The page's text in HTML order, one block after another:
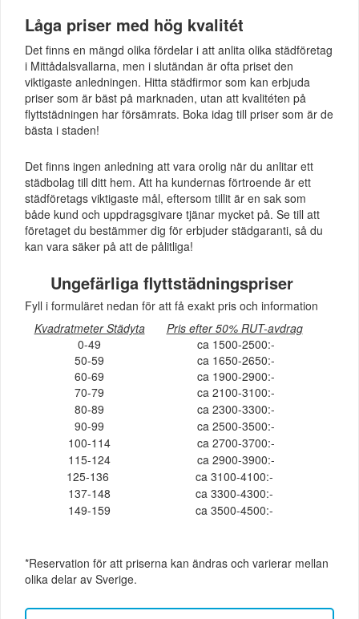
Låga priser med hög kvalitét
Det finns en mängd olika fördelar i att anlita olika städföretag
i Mittådalsvallarna, men i slutändan är ofta priset den
viktigaste anledningen. Hitta städfirmor som kan erbjuda
priser som är bäst på marknaden, utan att kvalitéten på
flyttstädningen har försämrats. Boka idag till priser som är de
bästa i staden!
Det finns ingen anledning att vara orolig när du anlitar ett
städbolag till ditt hem. Att ha kundernas förtroende är ett
städföretags viktigaste mål, eftersom tillit är en sak som
både kund och uppdragsgivare tjänar mycket på. Se till att
företaget du bestämmer dig för erbjuder städgaranti, så du
kan vara säker på att de pålitliga!
Ungefärliga flyttstädningspriser
Fyll i formuläret nedan för att få exakt pris och information
Kvadratmeter Städyta
Pris efter 50% RUT-avdrag
0-49
ca 1500-2500:-
50-59
ca 1650-2650:-
60-69
ca 1900-2900:-
70-79
ca 2100-3100:-
80-89
ca 2300-3300:-
90-99
ca 2500-3500:-
100-114
ca 2700-3700:-
115-124
ca 2900-3900:-
125-136
ca 3100-4100:-
137-148
ca 3300-4300:-
149-159
ca 3500-4500:-
*Reservation för att priserna kan ändras och varierar mellan
olika delar av Sverige.